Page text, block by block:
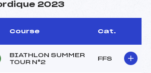
2023
Course Cat.
BIATHLON SUMMER
TOUR N°2
FFS